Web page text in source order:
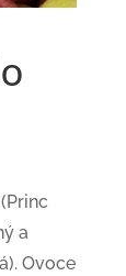
a
Ovoce